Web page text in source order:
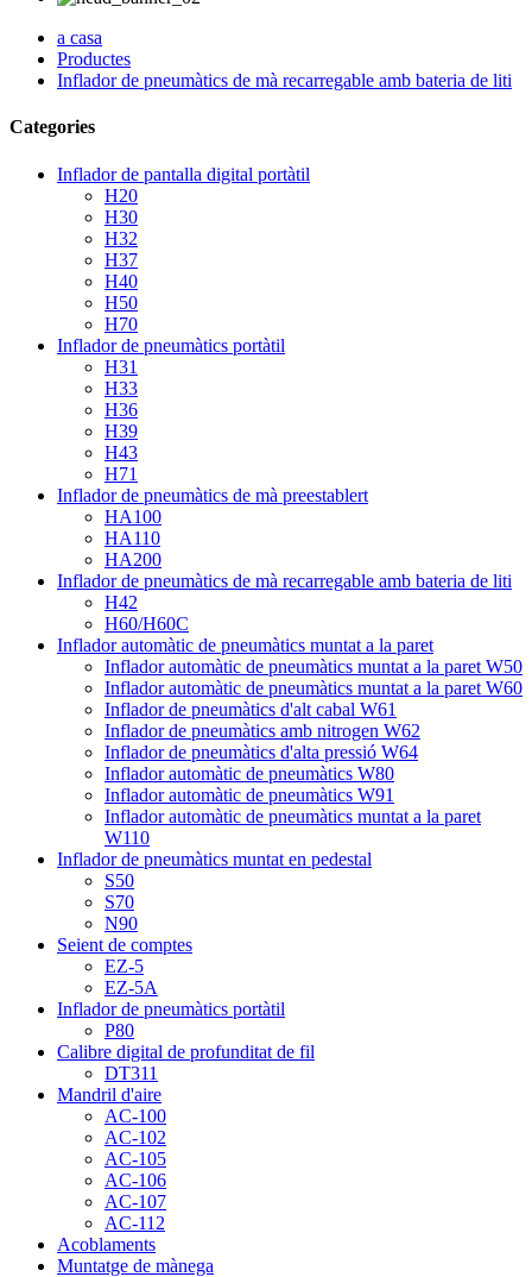
a casa
Productes
Inflador de pneumàtics de mà recarregable amb bateria de liti
Categories
Inflador de pantalla digital portàtil
H20
H30
H32
H37
H40
H50
H70
Inflador de pneumàtics portàtil
H31
H33
H36
H39
H43
H71
Inflador de pneumàtics de mà preestablert
HA100
HA110
HA200
Inflador de pneumàtics de mà recarregable amb bateria de liti
H42
H60/H60C
Inflador automàtic de pneumàtics muntat a la paret
Inflador automàtic de pneumàtics muntat a la paret W50
Inflador automàtic de pneumàtics muntat a la paret W60
Inflador de pneumàtics d'alt cabal W61
Inflador de pneumàtics amb nitrogen W62
Inflador de pneumàtics d'alta pressió W64
Inflador automàtic de pneumàtics W80
Inflador automàtic de pneumàtics W91
Inflador automàtic de pneumàtics muntat a la paret
W110
Inflador de pneumàtics muntat en pedestal
S50
S70
N90
Seient de comptes
EZ-5
EZ-5A
Inflador de pneumàtics portàtil
P80
Calibre digital de profunditat de fil
DT311
Mandril d'aire
AC-100
AC-102
AC-105
AC-106
AC-107
AC-112
Acoblaments
Muntatge de mànega